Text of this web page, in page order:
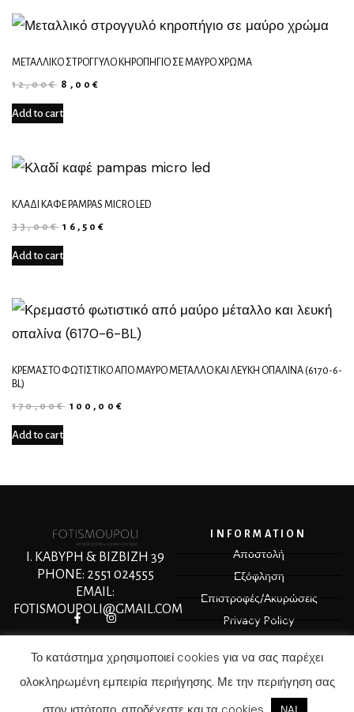
ΜΕΤΑΛΛΙΚΌ ΣΤΡΟΓΓΥΛΌ ΚΗΡΟΠΉΓΙΟ ΣΕ ΜΑΎΡΟ ΧΡΏΜΑ
12,00€ 8,00€
Add to cart
ΚΛΑΔΊ ΚΑΦΈ PAMPAS MICRO LED
33,00€ 16,50€
Add to cart
ΚΡΕΜΑΣΤΌ ΦΩΤΙΣΤΙΚΌ ΑΠΌ ΜΑΎΡΟ ΜΈΤΑΛΛΟ ΚΑΙ ΛΕΥΚΉ ΟΠΑΛΊΝΑ (6170-6-
BL)
170,00€ 100,00 €
Add to cart
Ι. ΚΑΒΥΡΗ & ΒΙΖΒΙΖΗ 39
PHONE: 2551 024555
EMAIL:
FOTISMOUPOLI@GMAIL.COM
INFORMATION
Αποστολή
Εξόφληση
Επιστροφές/Ακυρώσεις
Privacy Policy
© COPYRIGHT 2025 MEDIASPOT.GR
Το κατάστημα χρησιμοποιεί cookies για να σας παρέχει
ολοκληρωμένη εμπειρία περιήγησης. Με την περιήγηση σας